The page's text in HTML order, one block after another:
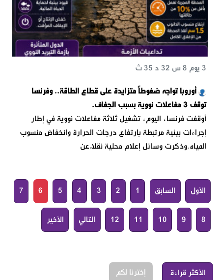
أوروبا تواجه ضغوطاً متزايدة على قطاع الطاقة.. وفرنسا
توقف 3 مفاعلات نووية بسبب الجفاف.
3 يوم 8 س 32 د 35 ث
أوقفت فرنسا، اليوم، تشغيل ثلاثة مفاعلات نووية في إطار
إجراءات بيئية مرتبطة بارتفاع درجات الحرارة وانخفاض منسوب
المياه.وذكرت وسائل إعلام محلية نقلاً عن
الأول السابق 1
2
3
4
5
6
7
8
9
10
11
12 التالي الأخير
الأكثر قراءة إخترنا لكم